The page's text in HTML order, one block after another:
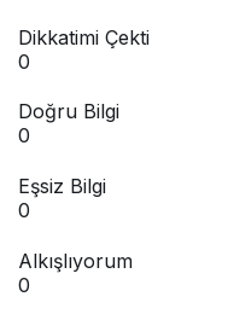
Dikkatimi Çekti
0
Doğru Bilgi
0
Eşsiz Bilgi
0
Alkışlıyorum
0